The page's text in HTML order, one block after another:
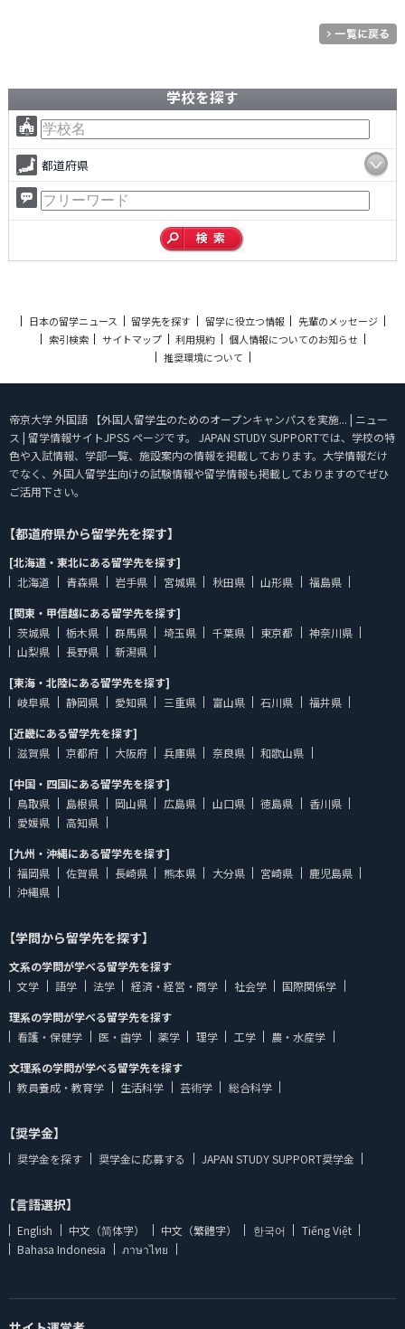
学校を探す
都道府県
日本の留学ニュース 留学先を探す 留学に役立つ情報
先輩のメッセージ
索引検索
サイトマップ 利用規約
個人情報についてのお知らせ
推奨環境について
帝京大学 外国語 【外国人留学生のためのオープンキャンパスを実施... | ニュー
ス | 留学情報サイトJPSS ページです。 JAPAN STUDY SUPPORTでは、学校の特
色や入試情報、学部一覧、施設案内の情報を掲載しております。大学情報だけ
でなく、外国人留学生向けの試験情報や留学情報も掲載しておりますのでぜひ
ご活用下さい。
【都道府県から留学先を探す】
[北海道・東北にある留学先を探す]
北海道
青森県 岩手県 宮城県 秋田県 山形県
福島県
[関東・甲信越にある留学先を探す]
茨城県
栃木県 群馬県 埼玉県 千葉県 東京都
神奈川県
山梨県
長野県
新潟県
[東海・北陸にある留学先を探す]
岐阜県
静岡県 愛知県 三重県 富山県 石川県
福井県
[近畿にある留学先を探す]
滋賀県
京都府 大阪府 兵庫県 奈良県
和歌山県
[中国・四国にある留学先を探す]
鳥取県
島根県 岡山県 広島県 山口県 徳島県
香川県
愛媛県
高知県
[九州・沖縄にある留学先を探す]
福岡県
佐賀県 長崎県 熊本県 大分県 宮崎県
鹿児島県
沖縄県
【学問から留学先を探す】
文系の学問が学べる留学先を探す
文学
語学 法学 経済・経営・商学 社会学
国際関係学
理系の学問が学べる留学先を探す
看護・保健学
医・歯学 薬学 理学 工学
農・水産学
文理系の学問が学べる留学先を探す
教員養成・教育学
生活科学 芸術学 総合科学
【奨学金】
奨学金を探す 奨学金に応募する JAPAN STUDY SUPPORT奨学金
【言語選択】
English 中文（简体字） 中文（繁體字） 한국어
Tiếng Việt
Bahasa Indonesia
ภาษาไทย